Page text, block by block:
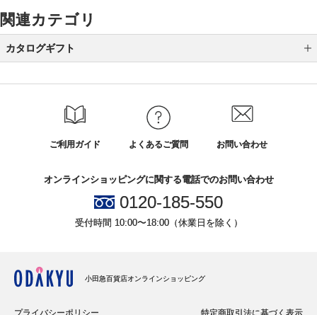
関連カテゴリ
カタログギフト
アルバム式 カタログギフト
ｅ－ｏｒｄｅｒｃｈｏｉｃｅ Ｗｅｄｄｉｎｇ ３
ビームス デザイン カタログギフト
メンズコレクション
ご利用ガイド よくあるご質問 お問い合わせ
オンラインショッピングに関する電話でのお問い合わせ
0120-185-550
受付時間 10:00〜18:00（休業日を除く）
小田急百貨店オンラインショッピング
プライバシーポリシー 特定商取引法に基づく表示